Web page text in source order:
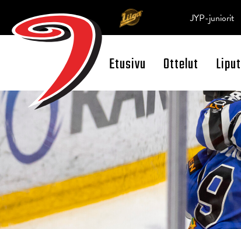
Open Search
Etusivu Ottelut
JYP-juniorit